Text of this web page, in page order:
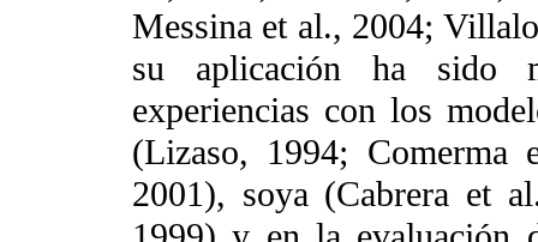
Messina et al., 2004;
su aplicación ha sido
experiencias con los
(Lizaso, 1994;
2001), soya (Cabrera et